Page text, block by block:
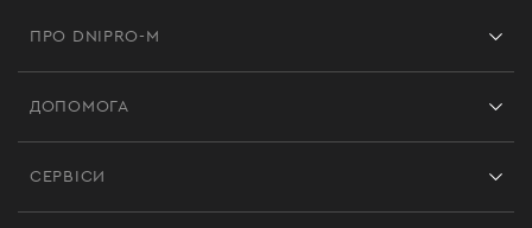
ПРО DNIPRO-M
Відгуки
ДОПОМОГА
СЕРВІСИ